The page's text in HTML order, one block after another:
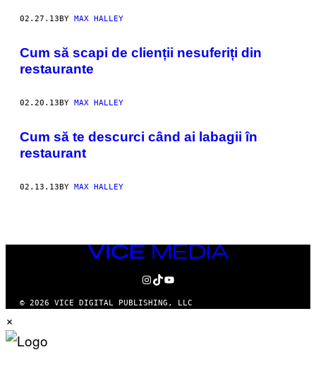
02.27.13BY MAX HALLEY
Cum să scapi de clienții nesuferiți din
restaurante
02.20.13BY MAX HALLEY
Cum să te descurci când ai labagii în
restaurant
02.13.13BY MAX HALLEY
VICE
MEDIA
INSTAGRAM
TIKTOK
YOUTUBE
© 2026 VICE DIGITAL PUBLISHING, LLC
×